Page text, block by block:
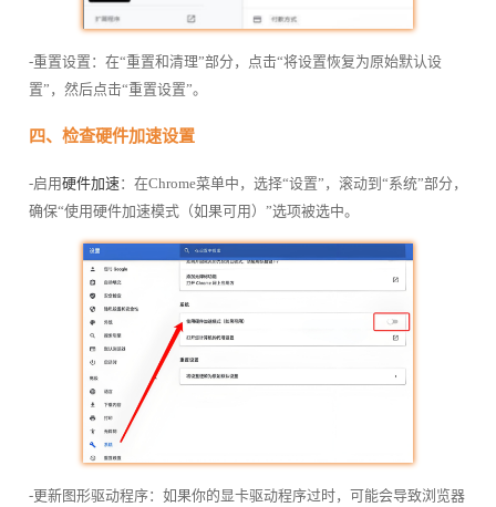
-重置设置：在“重置和清理”部分，点击“将设置恢复为原始默认设
置”，然后点击“重置设置”。
四、检查硬件加速设置
-启用硬件加速：在Chrome菜单中，选择“设置”，滚动到“系统”部分，
确保“使用硬件加速模式（如果可用）”选项被选中。
-更新图形驱动程序：如果你的显卡驱动程序过时，可能会导致浏览器